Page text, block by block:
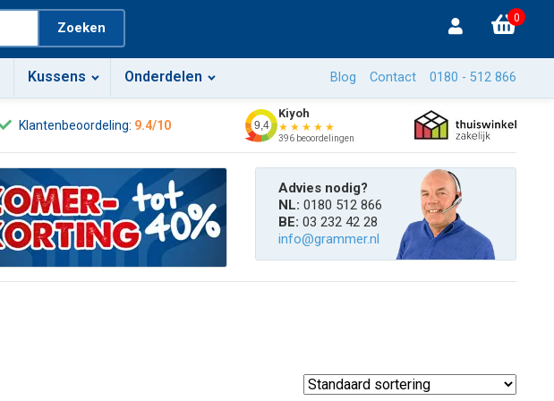
Zoeken
0
Kussens Onderdelen Blog Contact 0180 - 512 866
Klantenbeoordeling: 9.4/10 9,4
Kiyoh
★★★★★
396 beoordelingen
Advies nodig?
NL: 0180 512 866
BE: 03 232 42 28
info@grammer.nl